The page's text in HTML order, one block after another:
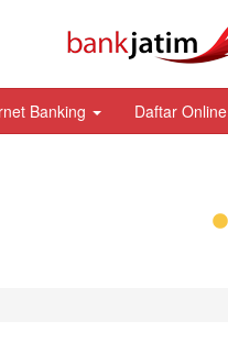
Banking Daftar Online